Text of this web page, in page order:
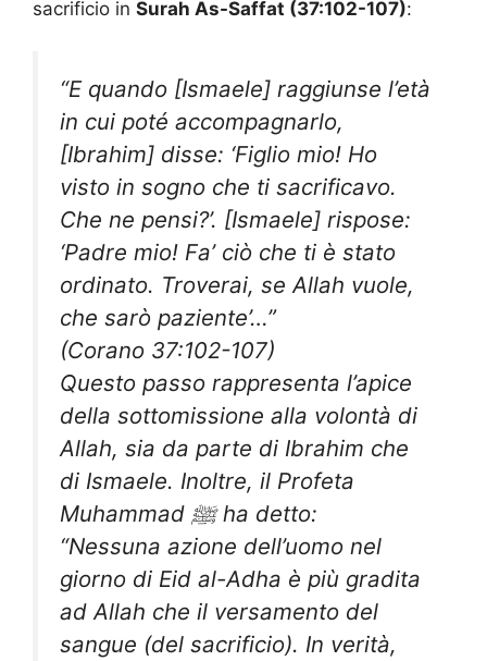
sacrificio in Surah As-Saffat (37:102-107):
“E quando [Ismaele] raggiunse l’età
in cui poté accompagnarlo,
[Ibrahim] disse: ‘Figlio mio! Ho
visto in sogno che ti sacrificavo.
Che ne pensi?’. [Ismaele] rispose:
‘Padre mio! Fa’ ciò che ti è stato
ordinato. Troverai, se Allah vuole,
che sarò paziente’…”
(Corano 37:102-107)
Questo passo rappresenta l’apice
della sottomissione alla volontà di
Allah, sia da parte di Ibrahim che
di Ismaele. Inoltre, il Profeta
Muhammad ﷺ ha detto:
“Nessuna azione dell’uomo nel
giorno di Eid al-Adha è più gradita
ad Allah che il versamento del
sangue (del sacrificio). In verità,